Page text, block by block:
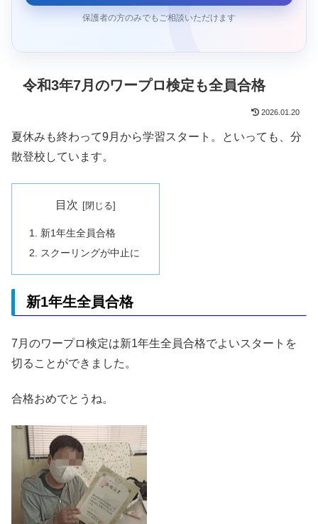
保護者の方のみでもご相談いただけます
令和3年7月のワープロ検定も全員合格
2026.01.20
夏休みも終わって9月から学習スタート。といっても、分
散登校しています。
目次
新1年生全員合格
スクーリングが中止に
新1年生全員合格
7月のワープロ検定は新1年生全員合格でよいスタートを
切ることができました。
合格おめでとうね。